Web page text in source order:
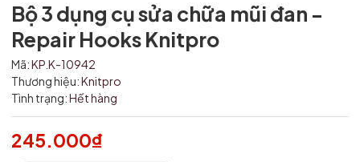
Bộ 3 dụng cụ sửa chữa mũi đan -
Repair Hooks Knitpro
Mã:KP.K-10942
Thương hiệu:Knitpro
Tình trạng:Hết hàng
245.000₫
Mã giảm giá:
Ngày hết hạn:
Điều kiện: